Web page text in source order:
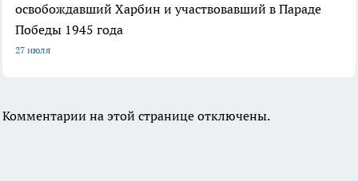
освобождавший Харбин и участвовавший в Параде
Победы 1945 года
27 июля
Комментарии на этой странице отключены.